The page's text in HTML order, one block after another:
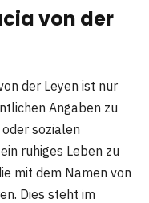
von der
der Leyen ist nur
Angaben zu
sozialen
ruhiges Leben zu
mit dem Namen von
Dies steht im